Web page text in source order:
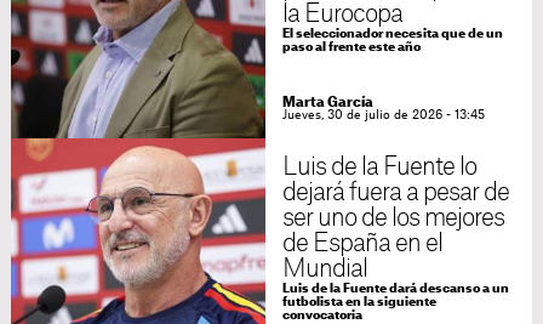
la Eurocopa
El seleccionador necesita que de un
paso al frente este año
Marta García
Jueves, 30 de julio de 2026 - 13:45
Luis de la Fuente lo
dejará fuera a pesar de
ser uno de los mejores
de España en el
Mundial
Luis de la Fuente dará descanso a un
futbolista en la siguiente
convocatoria